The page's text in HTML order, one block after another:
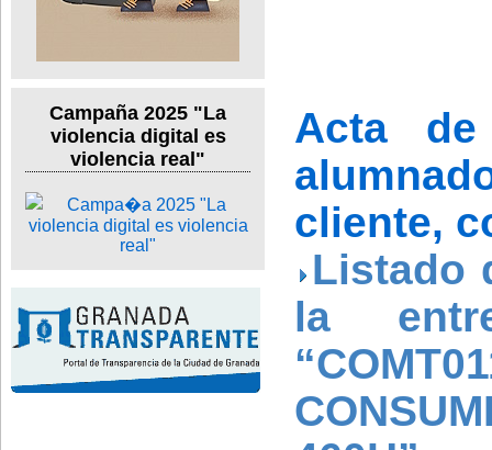
Campaña 2025 "La
violencia digital es
violencia real"
Acta
cliente,
Listado
la